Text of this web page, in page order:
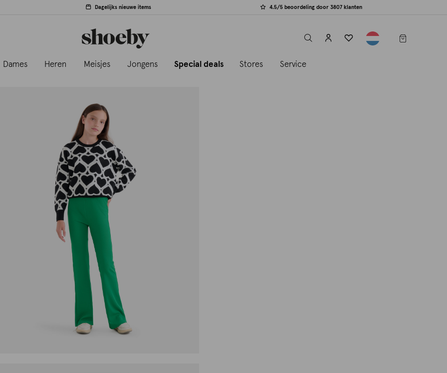
Dagelijks nieuwe items 4.5/5 beoordeling door 3807 klanten
label.header.toggle
Dames Heren Meisjes Jongens Special deals Stores Service